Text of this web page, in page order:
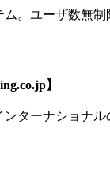
。ユーザ数無制
】
ターナショナル